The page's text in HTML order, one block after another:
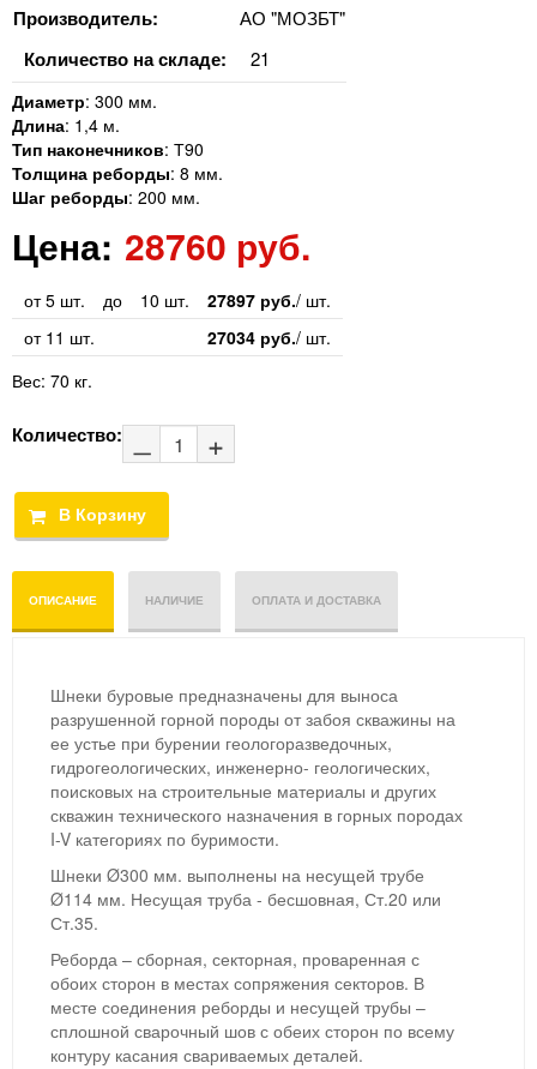
Производитель: АО "МОЗБТ"
Количество на складе: 21
Диаметр: 300 мм.
Длина: 1,4 м.
Тип наконечников: Т90
Толщина реборды: 8 мм.
Шаг реборды: 200 мм.
Цена: 28760 руб.
от 5 шт. до 10 шт. 27897 руб./ шт.
от 11 шт.
27034 руб./ шт.
Вес: 70 кг.
Количество:
ОПИСАНИЕ НАЛИЧИЕ ОПЛАТА И ДОСТАВКА
Шнеки буровые предназначены для выноса
разрушенной горной породы от забоя скважины на
ее устье при бурении геологоразведочных,
гидрогеологических, инженерно- геологических,
поисковых на строительные материалы и других
скважин технического назначения в горных породах
I-V категориях по буримости.
Шнеки Ø300 мм. выполнены на несущей трубе
Ø114 мм. Несущая труба - бесшовная, Ст.20 или
Ст.35.
Реборда – сборная, секторная, проваренная с
обоих сторон в местах сопряжения секторов. В
месте соединения реборды и несущей трубы –
сплошной сварочный шов с обеих сторон по всему
контуру касания свариваемых деталей.